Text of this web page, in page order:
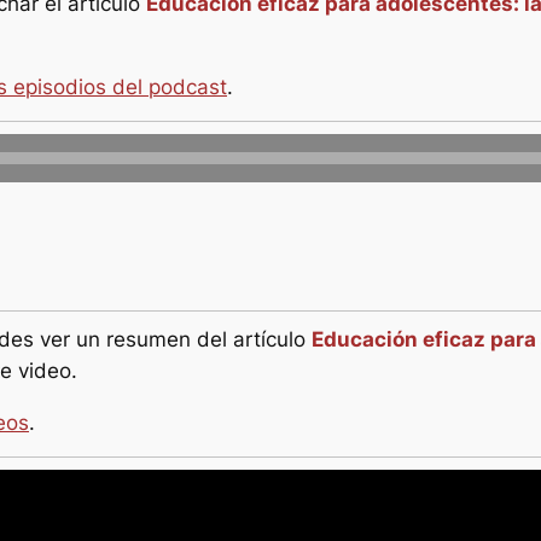
episodios del podcast.
ver un resumen del artículo Educación eficaz
video.
.